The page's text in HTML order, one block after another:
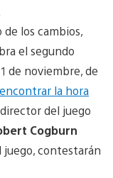
los cambios,
el segundo
de noviembre, de
la hora
del juego
Cogburn
juego, contestarán